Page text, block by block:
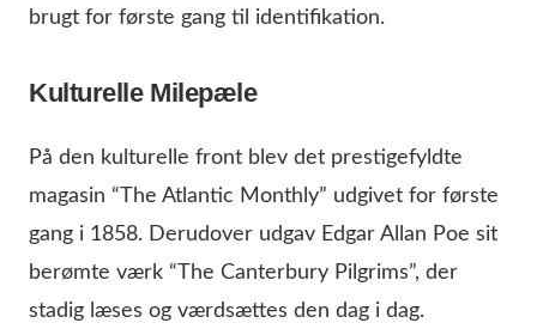
brugt for første gang til identifikation.
Kulturelle Milepæle
På den kulturelle front blev det prestigefyldte
magasin “The Atlantic Monthly” udgivet for første
gang i 1858. Derudover udgav Edgar Allan Poe sit
berømte værk “The Canterbury Pilgrims”, der
stadig læses og værdsættes den dag i dag.